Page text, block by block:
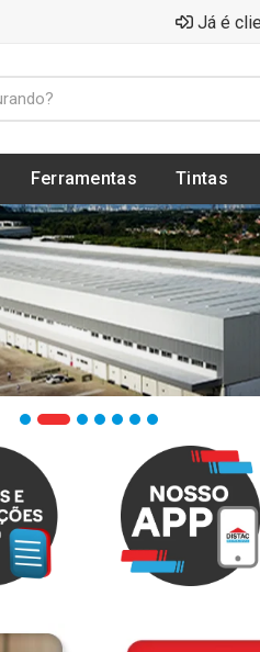
Já é
Ferramentas Tintas